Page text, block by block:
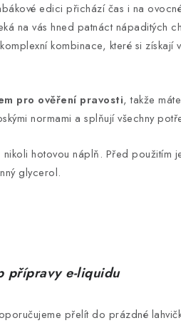
edici přichází čas i na
na vás hned patnáct nápaditých
kombinace, které si získají
pro ověření pravosti, takže
normami a splňují všechny
nikoli hotovou náplň. Před použitím
glycerol.
přípravy e-liquidu
přelít do prázdné